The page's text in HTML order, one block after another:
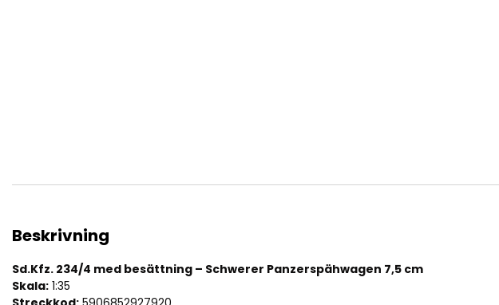
Beskrivning
Sd.Kfz. 234/4 med besättning – Schwerer Panzerspähwagen 7,5 cm
Skala: 1:35